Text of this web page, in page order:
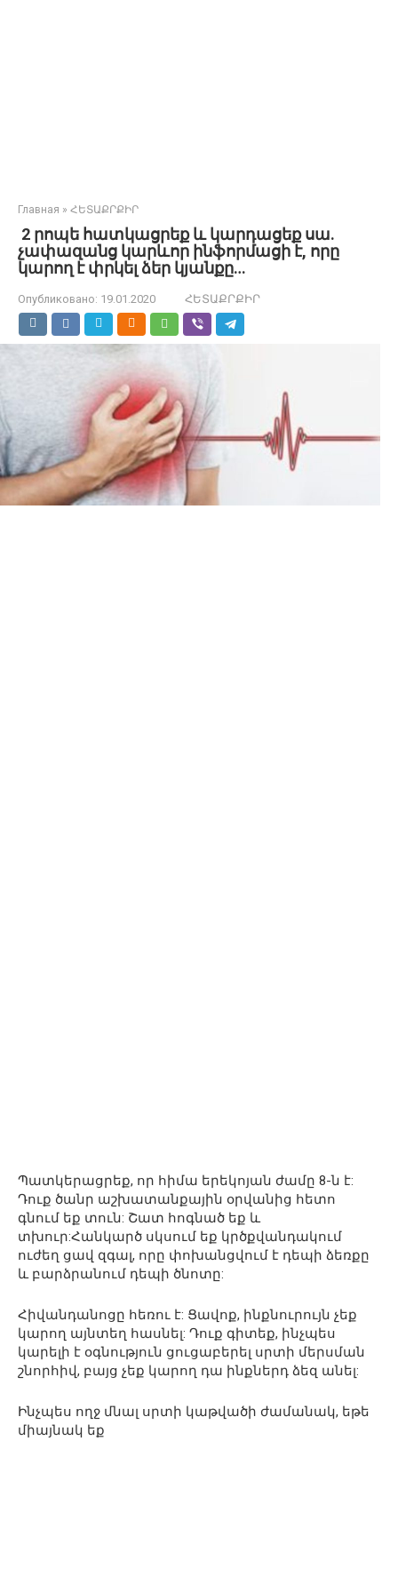
Главная » ՀԵՏԱՔՐՔԻՐ
2 րոպե հատկացրեք և կարդացեք սա.
չափազանց կարևոր ինֆորմացի է, որը
կարող է փրկել ձեր կյանքը…
Опубликовано: 19.01.2020 ՀԵՏԱՔՐՔԻՐ
Պատկերացրեք, որ հիմա երեկոյան ժամը 8-ն է:
Դուք ծանր աշխատանքային օրվանից հետո
գնում եք տուն: Շատ հոգնած եք և
տխուր:Հանկարծ սկսում եք կրծքվանդակում
ուժեղ ցավ զգալ, որը փոխանցվում է դեպի ձեռքը
և բարձրանում դեպի ծնոտը:
Հիվանդանոցը հեռու է: Ցավոք, ինքնուրույն չեք
կարող այնտեղ հասնել: Դուք գիտեք, ինչպես
կարելի է օգնություն ցուցաբերել սրտի մերսման
շնորհիվ, բայց չեք կարող դա ինքներդ ձեզ անել:
Ինչպես ողջ մնալ սրտի կաթվածի ժամանակ, եթե
միայնակ եք